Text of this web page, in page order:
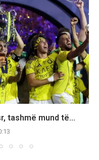
tashmë mund të...